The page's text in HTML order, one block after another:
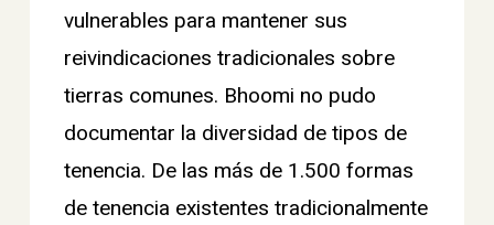
vulnerables para mantener sus
reivindicaciones tradicionales sobre
tierras comunes. Bhoomi no pudo
documentar la diversidad de tipos de
tenencia. De las más de 1.500 formas
de tenencia existentes tradicionalmente